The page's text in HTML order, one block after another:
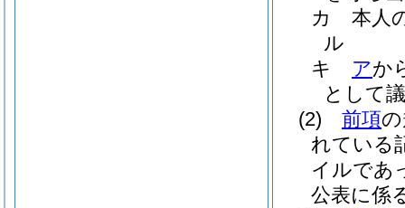
カ
本人
ル
キ
アか
として
(2)
前項
れている
イルであ
公表に係